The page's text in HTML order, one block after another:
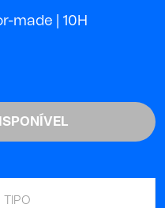
made | 10H
TIPO